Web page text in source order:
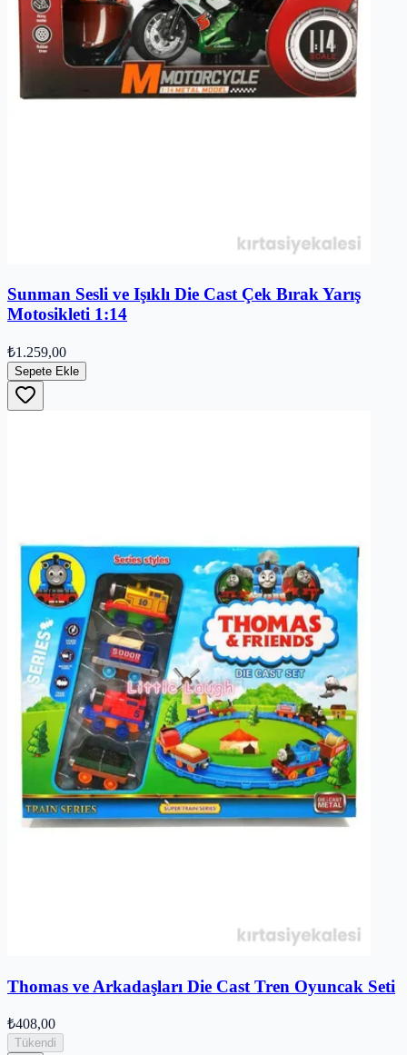
Sunman Sesli ve Işıklı Die Cast Çek Bırak Yarış
Motosikleti 1:14
₺1.259,00
Sepete Ekle
Thomas ve Arkadaşları Die Cast Tren Oyuncak Seti
₺408,00
Tükendi